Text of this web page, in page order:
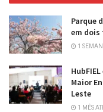
Parque
em dois
1
Maior
Leste
1 MÊS